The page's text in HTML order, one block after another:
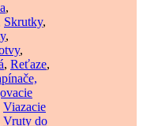
,
Skrutky,
,
,
, Reťaze,
Viazacie
Vruty do